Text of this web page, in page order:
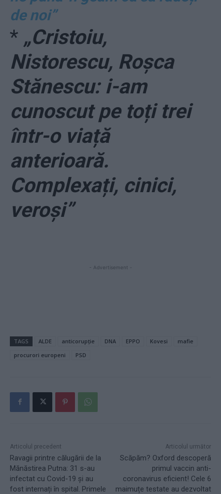
de noi”
* „Cristoiu,
Nistorescu, Roșca
Stănescu: i-am
cunoscut pe toți trei
într-o viață
anterioară.
Complexați, cinici,
veroși”
- Advertisement -
TAGS ALDE anticorupție DNA EPPO Kovesi
mafie
procurori europeni
PSD
Articolul precedent
Ravagii printre călugării de la
Mănăstirea Putna: 31 s-au
infectat cu Covid-19 și au
fost internați în spital. Primele
Articolul următor
Scăpăm? Oxford descoperă
primul vaccin anti-
coronavirus eficient! Cele 6
maimuțe testate au dezvoltat